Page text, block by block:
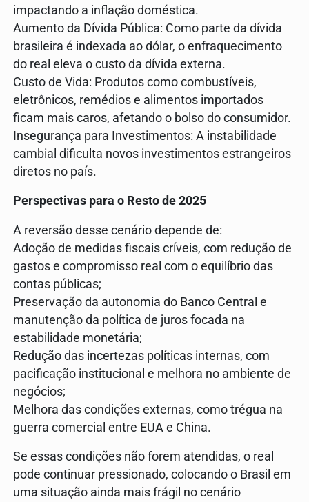
impactando a inflação doméstica.
Aumento da Dívida Pública: Como parte da dívida
brasileira é indexada ao dólar, o enfraquecimento
do real eleva o custo da dívida externa.
Custo de Vida: Produtos como combustíveis,
eletrônicos, remédios e alimentos importados
ficam mais caros, afetando o bolso do consumidor.
Insegurança para Investimentos: A instabilidade
cambial dificulta novos investimentos estrangeiros
diretos no país.
Perspectivas para o Resto de 2025
A reversão desse cenário depende de:
Adoção de medidas fiscais críveis, com redução de
gastos e compromisso real com o equilíbrio das
contas públicas;
Preservação da autonomia do Banco Central e
manutenção da política de juros focada na
estabilidade monetária;
Redução das incertezas políticas internas, com
pacificação institucional e melhora no ambiente de
negócios;
Melhora das condições externas, como trégua na
guerra comercial entre EUA e China.
Se essas condições não forem atendidas, o real
pode continuar pressionado, colocando o Brasil em
uma situação ainda mais frágil no cenário